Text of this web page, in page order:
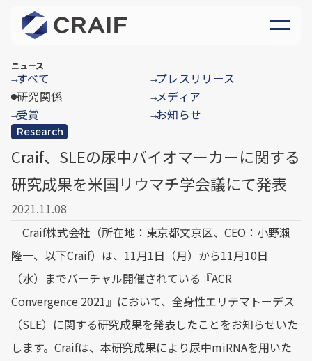
ニュース
→すべて →プレスリリース
研究関係
→メディア
→受賞 →お知らせ
Research
Craif、SLEの尿中バイオマーカーに関する
研究成果を米国リウマチ学会議にて発表
2021.11.08
Craif株式会社（所在地：東京都文京区、CEO：小野瀨
隆一、以下Craif）は、11月1日（月）から11月10日
（水）までバーチャル開催されている『ACR
Convergence 2021』において、全身性エリテマトーデス
（SLE）に関する研究成果を発表したことをお知らせいた
します。Craifは、本研究成果により尿中miRNAを用いた